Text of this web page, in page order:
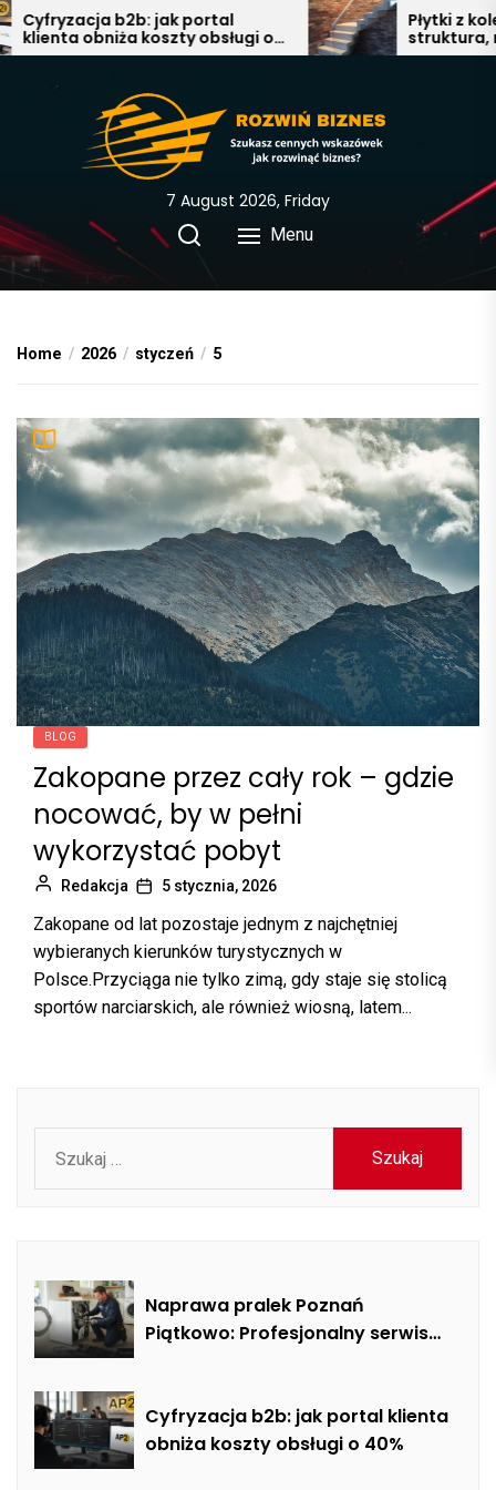
Skip
to
b2b: jak portal
obniża koszty obsługi o
Płytki z
struktura,
nowoczesna
7 August 2026, Friday
Menu
Home 2026 styczeń 5
BLOG
Zakopane przez cały rok – gdzie
nocować, by w pełni
wykorzystać pobyt
Redakcja 5 stycznia, 2026
Zakopane od lat pozostaje jednym z najchętniej
wybieranych kierunków turystycznych w
Polsce.Przyciąga nie tylko zimą, gdy staje się stolicą
sportów narciarskich, ale również wiosną, latem...
Naprawa pralek Poznań
Piątkowo: Profesjonalny serwis
Cyfryzacja b2b: jak portal klienta
obniża koszty obsługi o 40%